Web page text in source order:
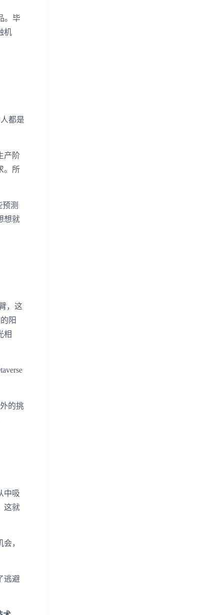
。毕
机
都是
产阶
。所
测
想就
，这
阳
相
的挑
中吸
这就
，
逃避